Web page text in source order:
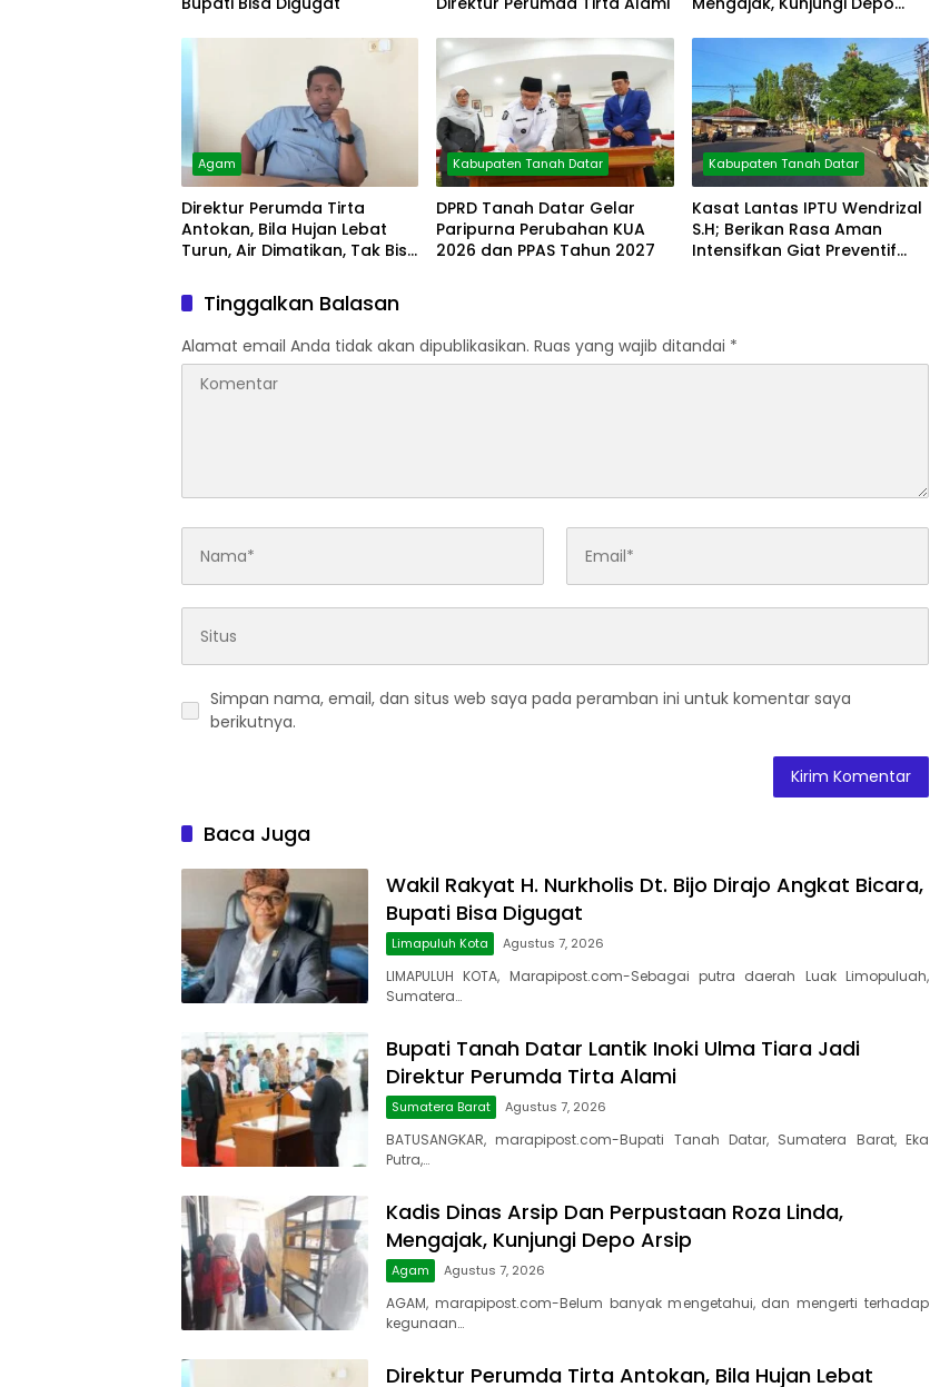
Agam
Direktur Perumda Tirta
Antokan, Bila Hujan Lebat
Turun, Air Dimatikan, Tak Bisa
Kabupaten Tanah Datar
DPRD Tanah Datar Gelar
Paripurna Perubahan KUA
2026 dan PPAS Tahun 2027
Kabupaten Tanah Datar
Kasat Lantas IPTU Wendrizal
S.H; Berikan Rasa Aman
Intensifkan Giat Preventif
Tinggalkan Balasan
Alamat email Anda tidak akan dipublikasikan. Ruas yang wajib ditandai *
Simpan nama, email, dan situs web saya pada peramban ini untuk komentar saya
berikutnya.
Baca Juga
Wakil Rakyat H. Nurkholis Dt. Bijo Dirajo Angkat Bicara,
Bupati Bisa Digugat
Limapuluh Kota Agustus 7, 2026
LIMAPULUH KOTA, Marapipost.com-Sebagai putra daerah Luak Limopuluah,
Sumatera…
Bupati Tanah Datar Lantik Inoki Ulma Tiara Jadi
Direktur Perumda Tirta Alami
Sumatera Barat Agustus 7, 2026
BATUSANGKAR, marapipost.com-Bupati Tanah Datar, Sumatera Barat, Eka
Putra,…
Kadis Dinas Arsip Dan Perpustaan Roza Linda,
Mengajak, Kunjungi Depo Arsip
Agam Agustus 7, 2026
AGAM, marapipost.com-Belum banyak mengetahui, dan mengerti terhadap
kegunaan…
Direktur Perumda Tirta Antokan, Bila Hujan Lebat